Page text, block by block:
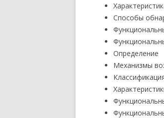
Способы
Определение
Механизмы